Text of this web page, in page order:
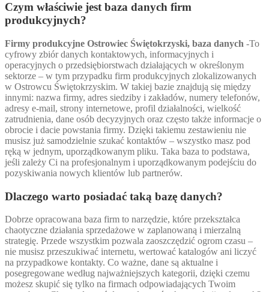
Czym właściwie jest baza danych firm
produkcyjnych?
Firmy produkcyjne Ostrowiec Świętokrzyski, baza danych -To
cyfrowy zbiór danych kontaktowych, informacyjnych i
operacyjnych o przedsiębiorstwach działających w określonym
sektorze – w tym przypadku firm produkcyjnych zlokalizowanych
w Ostrowcu Świętokrzyskim. W takiej bazie znajdują się między
innymi: nazwa firmy, adres siedziby i zakładów, numery telefonów,
adresy e-mail, strony internetowe, profil działalności, wielkość
zatrudnienia, dane osób decyzyjnych oraz często także informacje o
obrocie i dacie powstania firmy. Dzięki takiemu zestawieniu nie
musisz już samodzielnie szukać kontaktów – wszystko masz pod
ręką w jednym, uporządkowanym pliku. Taka baza to podstawa,
jeśli zależy Ci na profesjonalnym i uporządkowanym podejściu do
pozyskiwania nowych klientów lub partnerów.
Dlaczego warto posiadać taką bazę danych?
Dobrze opracowana baza firm to narzędzie, które przekształca
chaotyczne działania sprzedażowe w zaplanowaną i mierzalną
strategię. Przede wszystkim pozwala zaoszczędzić ogrom czasu –
nie musisz przeszukiwać internetu, wertować katalogów ani liczyć
na przypadkowe kontakty. Co ważne, dane są aktualne i
posegregowane według najważniejszych kategorii, dzięki czemu
możesz skupić się tylko na firmach odpowiadających Twoim